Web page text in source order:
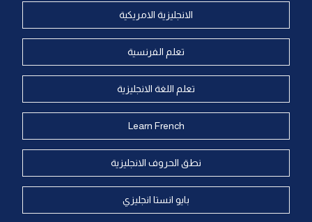
الانجليزية الامريكية
تعلم الفرنسية
تعلم اللغة الانجليزية
Learn French
نطق الحروف الانجليزية
بايو انستا انجليزي